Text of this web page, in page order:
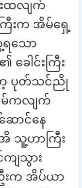
းထလျက်
းက အိမ်ရှေ့
ရသော
ေါင်းကြီး
ာ့ ပုတ်သင်ညို
မ်ကလျက်
ောင်နေ
သူ့ဟာကြီး
ျသွား
းက အိပ်ယာ